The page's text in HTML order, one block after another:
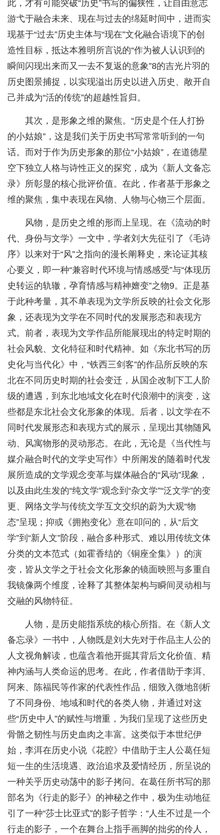
此，才有可能突破“历史”书写的偏狭性，让自由意志
游弋于融合未来、现在与过去的绵延时间中，进而实
现基于“过去”历史主体与“现在”文化融合语境下的创
造性目标，抵达本雅明所言说的“作为被人认识到的
瞬间闪现出来而又一去不复返的意象”8的吉光片羽的
历史图景捕捉，以实现溢出历史以进入历史、敞开自
己并成为“活的传统”的超越性旨归。
其次，是形象之维的聚焦。“历史是个任人打扮
的小姑娘”，这是我们关于历史书写常常听到的一句
话。而对于作为历史形象的那位“小姑娘”，在道德星
空下独立人格与诗性正义的探究，成为《新人文备忘
录》所彰显的核心批评价值。在此，作者基于形象之
维的聚焦，集中表现在风物、人物与心物三个层面。
风物，是历史之维的形而上呈现。在《流动的时
代、身份与文学》一文中，学者刘大先征引了《毛诗
序》以来对于“风”之指向的漫长阐释史，来论证其核
心要义，即一种“兼容时代环境与情感感受”与“体现历
史转运的轨辙，孕育情感与精神嬗变”之物9。正是基
于此种考量，其不单表现为文学所反映的社会文化形
象，还表现为文学在不同时代的发展形态和表现方
式。前者，表现为文学作品所能展现出的特定时期的
社会风貌、文化特征和时代精神。如《东北书写的历
史化与当代化》中，“铁西三剑客”的作品所反映的东
北在不同历史时期的社会变迁，从国企改制下工人阶
级的遭遇，到东北地域文化在时代浪潮中的演变，这
些都是东北社会文化形象的体现。后者，以文学在不
同时代发展形态和表现方式的展示，呈现出其物随风
动、风寓物形的灵动形态。在此，无论是《当代性与
媒介融合时代的文学史写作》中所阐发的随着时代发
展所造成的文学观念变革与媒体融合的“风动”现象，
以及由此生发的“纯文学”观念到“杂文学”“泛文学”的变
更、网络文学与传统文学互文交织的蔚为大观“物
态”呈现；抑或《拥抱变化》意在叩问的，从“后文
学”到“新人文”阶段，融合多种形式、难以用传统文体
分类的文本范式（如霍香结的《铜座全集》）的演
变，皆从文学之于社会文化形象的镜面映照与多重自
我镜像两个维度，诠释了其整体架构与瞬间灵动相与
交融的风物特征。
人物，是历史能指系统的核心所指。在《新人文
备忘录》一书中，人物既是刘大先对于作品主人公的
人文视角解读，也蕴含着他开掘其背后文化价值、精
神内涵与人类命运的思考。在此，作者借助于李洱、
阿来、陈福民等作家的代表性作品，细致入微地剖析
了不同身份、地域和时代的各类人物，并通过对这
些“历史中人”的赋性与增重，为我们呈现了这些历史
骨骼之韧性与历史血肉之丰富。这类似于本世纪伊
始，李洱在历史小说《花腔》中借助于主人公葛任短
短一生的生活境遇、政治追求及爱情经历，所呈说的
一种关乎历史动荡中的影子拷问。在葛任所书写的那
部名为《行走的影子》的神秘之作中，极为生动地征
引了一种“莎士比亚式”的影子哲学：“人生不过是一个
行走的影子，一个在舞台上指手画脚的拙劣的伶人，